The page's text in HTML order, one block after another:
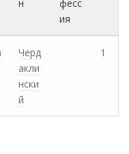
н
фесс
ия
Черд
акли
нски
й
1